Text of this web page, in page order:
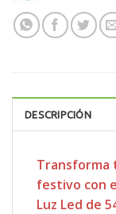
DESCRIPCIÓN
Transforma
festivo con
Luz Led de